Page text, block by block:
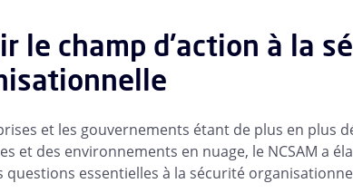
le champ d'action à la
et les gouvernements étant de plus en plus
et des environnements en nuage, le NCSAM a
questions essentielles à la sécurité